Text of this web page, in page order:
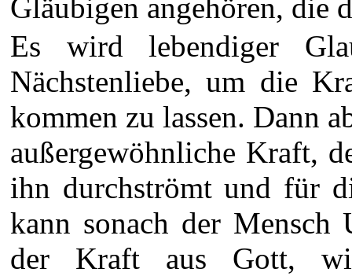
Gläubigen angehören, die
Es wird lebendiger
Nächstenliebe, um die
kommen zu lassen. Dann
außergewöhnliche Kraft,
ihn durchströmt und für
kann sonach der
der Kraft aus Gott,